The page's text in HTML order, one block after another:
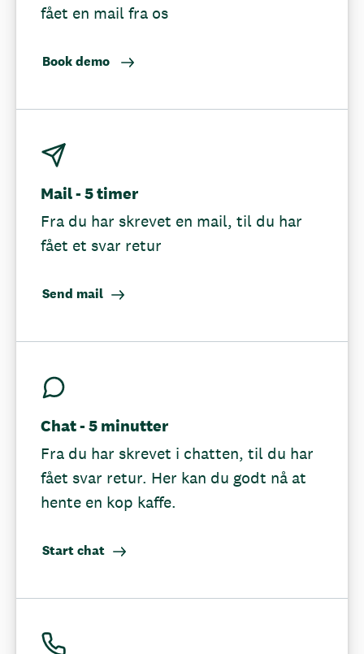
fået en mail fra os
Book demo
Mail - 5 timer
Fra du har skrevet en mail, til du har
fået et svar retur
Send mail
Chat - 5 minutter
Fra du har skrevet i chatten, til du har
fået svar retur. Her kan du godt nå at
hente en kop kaffe.
Start chat